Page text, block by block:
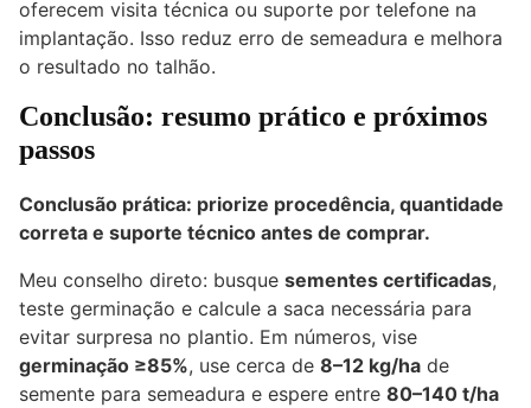
oferecem visita técnica ou suporte por telefone na
implantação. Isso reduz erro de semeadura e melhora
o resultado no talhão.
Conclusão: resumo prático e próximos
passos
Conclusão prática: priorize procedência, quantidade
correta e suporte técnico antes de comprar.
Meu conselho direto: busque sementes certificadas,
teste germinação e calcule a saca necessária para
evitar surpresa no plantio. Em números, vise
germinação ≥85%, use cerca de 8–12 kg/ha de
semente para semeadura e espere entre 80–140 t/ha